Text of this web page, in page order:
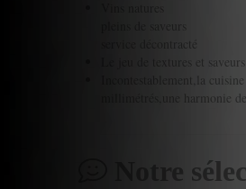
service décontracté
Le jeu de textures et
Incontestablement,la
millimétrés,une harmonie
Notre